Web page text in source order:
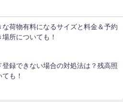
な荷物有料になるサイズと料金＆予約
所についても！
登録できない場合の対処法は？残高照
も！